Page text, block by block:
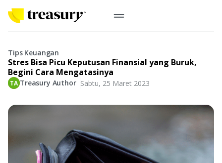
Emas Fisik
Logam Mulia
Koin Emas
Koin Nusantara, Lunar & Custom
Perusahaan
Tips Keuangan
Stres Bisa Picu Keputusan Finansial yang Buruk,
Begini Cara Mengatasinya
Treasury Author Sabtu, 25 Maret 2023